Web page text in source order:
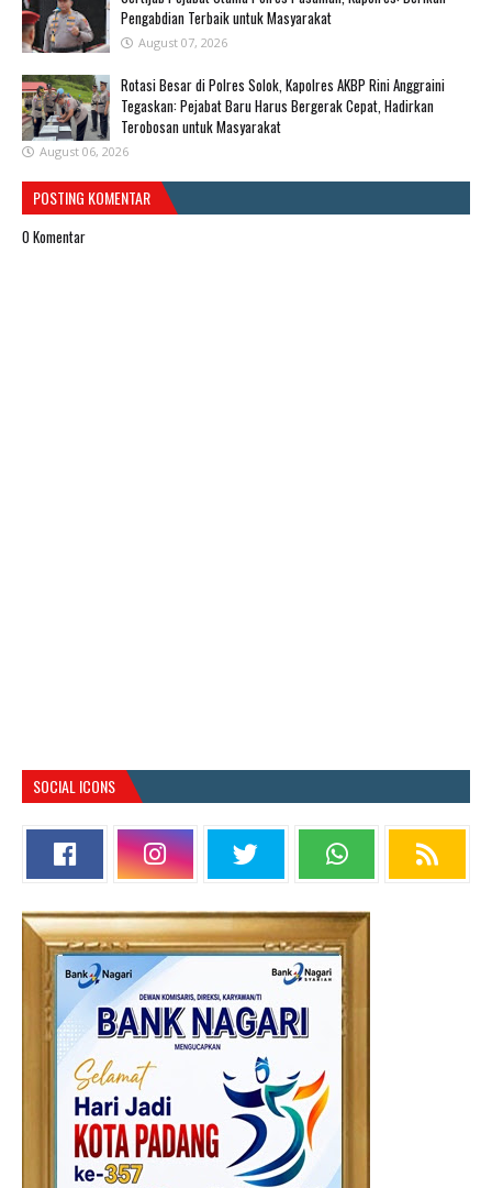
Pengabdian Terbaik untuk Masyarakat
August 07, 2026
Rotasi Besar di Polres Solok, Kapolres AKBP Rini Anggraini
Tegaskan: Pejabat Baru Harus Bergerak Cepat, Hadirkan
Terobosan untuk Masyarakat
August 06, 2026
POSTING KOMENTAR
0 Komentar
SOCIAL ICONS